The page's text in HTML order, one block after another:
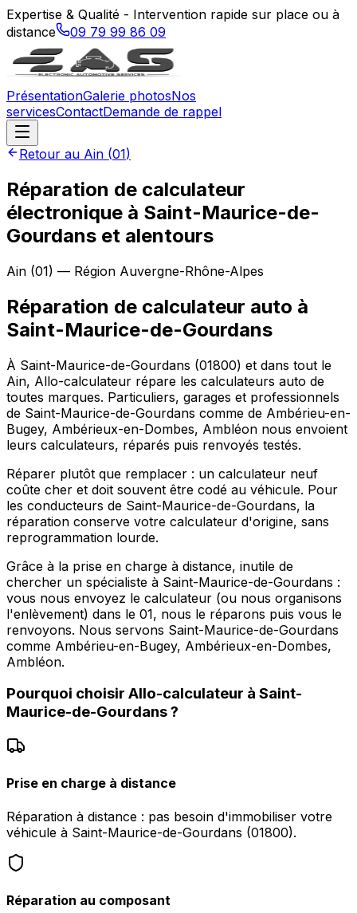
Expertise & Qualité - Intervention rapide sur place ou à
distance
09 79 99 86 09
PrésentationGalerie photosNos
servicesContactDemande de rappel
Retour au Ain (01)
Réparation de calculateur
électronique à Saint-Maurice-de-
Gourdans et alentours
Ain (01) — Région Auvergne-Rhône-Alpes
Réparation de calculateur auto à
Saint-Maurice-de-Gourdans
À Saint-Maurice-de-Gourdans (01800) et dans tout le
Ain, Allo-calculateur répare les calculateurs auto de
toutes marques. Particuliers, garages et professionnels
de Saint-Maurice-de-Gourdans comme de Ambérieu-en-
Bugey, Ambérieux-en-Dombes, Ambléon nous envoient
leurs calculateurs, réparés puis renvoyés testés.
Réparer plutôt que remplacer : un calculateur neuf
coûte cher et doit souvent être codé au véhicule. Pour
les conducteurs de Saint-Maurice-de-Gourdans, la
réparation conserve votre calculateur d'origine, sans
reprogrammation lourde.
Grâce à la prise en charge à distance, inutile de
chercher un spécialiste à Saint-Maurice-de-Gourdans :
vous nous envoyez le calculateur (ou nous organisons
l'enlèvement) dans le 01, nous le réparons puis vous le
renvoyons. Nous servons Saint-Maurice-de-Gourdans
comme Ambérieu-en-Bugey, Ambérieux-en-Dombes,
Ambléon.
Pourquoi choisir Allo-calculateur à Saint-
Maurice-de-Gourdans?
Prise en charge à distance
Réparation à distance : pas besoin d'immobiliser votre
véhicule à Saint-Maurice-de-Gourdans (01800).
Réparation au composant